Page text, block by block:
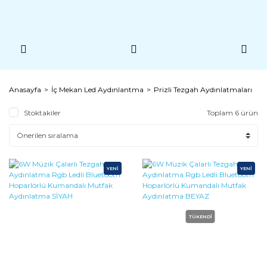
Anasayfa İç Mekan Led Aydınlantma Prizli Tezgah Aydınlatmaları
Stoktakiler Toplam 6 ürün
YENİ YENİ
TÜKENDİ